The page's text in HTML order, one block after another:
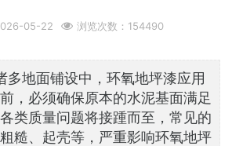
05-22 浏览次数：154490
多地面铺设中，环氧地坪漆应用
，必须确保原本的水泥基面满足
类质量问题将接踵而至，常见的
糙、起壳等，严重影响环氧地坪